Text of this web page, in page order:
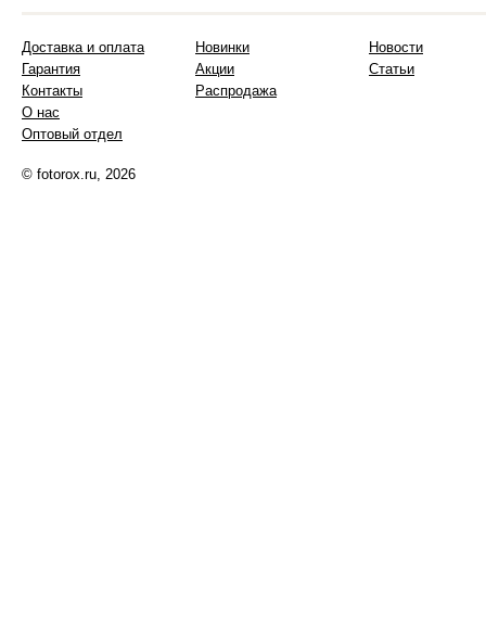
Доставка и оплата
Гарантия
Контакты
О нас
Оптовый отдел
Новинки
Акции
Распродажа
Новости
Статьи
© fotorox.ru, 2026